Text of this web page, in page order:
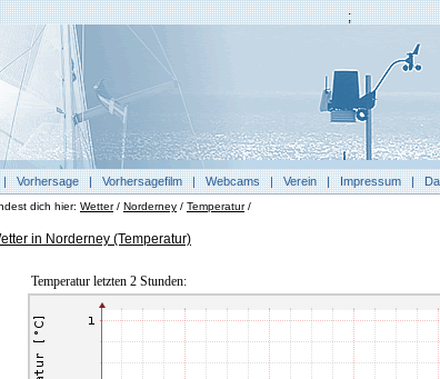
;
Vorhersage|Vorhersagefilm|Webcams|Verein|Impressum|
dich hier: Wetter/ Norderney / Temperatur/
in Norderney (Temperatur)
Temperatur letzten 2 Stunden: